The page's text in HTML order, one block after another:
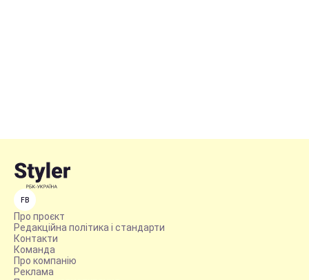
FB
Про проєкт
Редакційна політика і стандарти
Контакти
Команда
Про компанію
Реклама